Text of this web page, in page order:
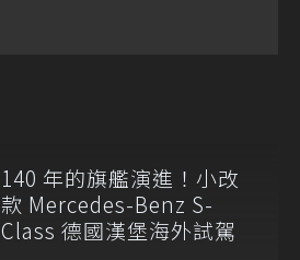
140 年的旗艦演進！小改
款 Mercedes-Benz S-
Class 德國漢堡海外試駕